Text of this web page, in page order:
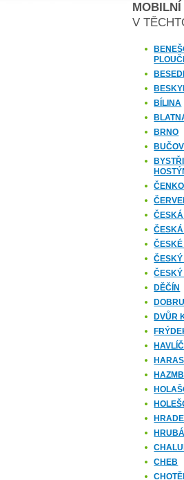
V
BÍLINA
BRNO
DĚČÍN
DVŮR
CHEB